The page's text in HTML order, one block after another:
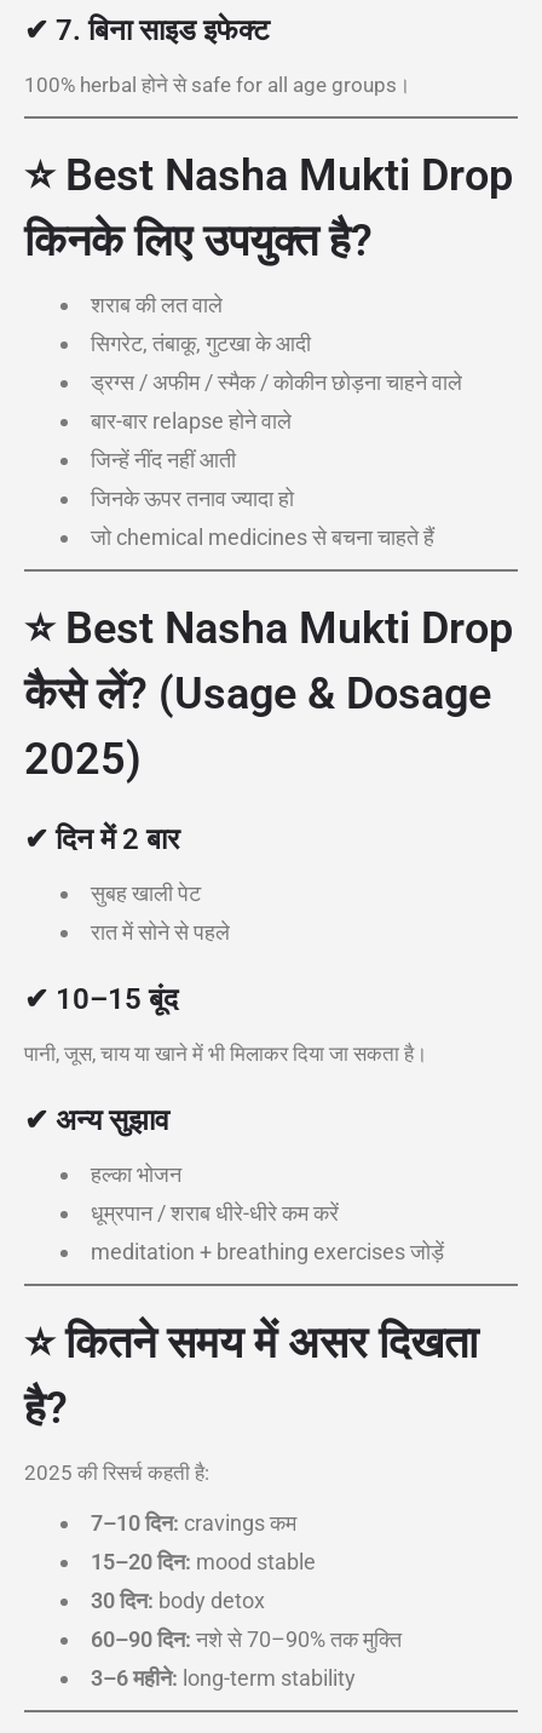
✔ 7. बिना साइड इफेक्ट
100% herbal होने से safe for all age groups।
⭐ Best Nasha Mukti Drop
किनके लिए उपयुक्त है?
शराब की लत वाले
सिगरेट, तंबाकू, गुटखा के आदी
ड्रग्स / अफीम / स्मैक / कोकीन छोड़ना चाहने वाले
बार-बार relapse होने वाले
जिन्हें नींद नहीं आती
जिनके ऊपर तनाव ज्यादा हो
जो chemical medicines से बचना चाहते हैं
⭐ Best Nasha Mukti Drop
कैसे लें? (Usage & Dosage
2025)
✔ दिन में 2 बार
सुबह खाली पेट
रात में सोने से पहले
✔ 10–15 बूंद
पानी, जूस, चाय या खाने में भी मिलाकर दिया जा सकता है।
✔ अन्य सुझाव
हल्का भोजन
धूम्रपान / शराब धीरे-धीरे कम करें
meditation + breathing exercises जोड़ें
⭐ कितने समय में असर दिखता
है?
2025 की रिसर्च कहती है:
7–10 दिन: cravings कम
15–20 दिन: mood stable
30 दिन: body detox
60–90 दिन: नशे से 70–90% तक मुक्ति
3–6 महीने: long-term stability